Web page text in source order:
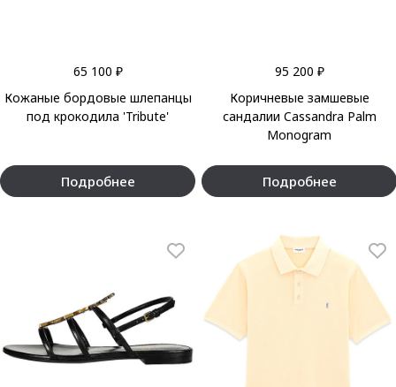
65 100 ₽
Кожаные бордовые шлепанцы
под крокодила 'Tribute'
Подробнее
95 200 ₽
Коричневые замшевые
сандалии Cassandra Palm
Monogram
Подробнее